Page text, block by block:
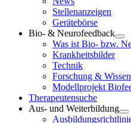
Stellenanzeigen
Gerätebörse
Bio- & Neurofeedback
Was ist Bio- bzw.
Krankheitsbilder
Technik
Forschung &
Modellprojekt
Therapeutensuche
Aus- und Weiterbildung